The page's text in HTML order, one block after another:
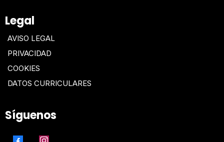
Legal
AVISO LEGAL
PRIVACIDAD
COOKIES
DATOS CURRICULARES
Síguenos